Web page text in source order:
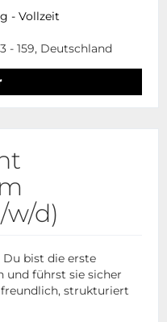
- Vollzeit
- 159, Deutschland
d)
bist die erste
und führst sie sicher
strukturiert